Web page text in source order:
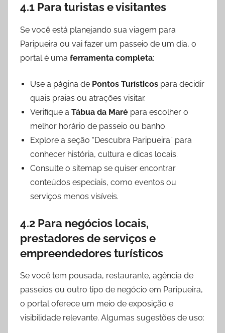
4.1 Para turistas e visitantes
Se você está planejando sua viagem para
Paripueira ou vai fazer um passeio de um dia, o
portal é uma ferramenta completa:
Use a página de Pontos Turísticos para decidir
quais praias ou atrações visitar.
Verifique a Tábua da Maré para escolher o
melhor horário de passeio ou banho.
Explore a seção “Descubra Paripueira” para
conhecer história, cultura e dicas locais.
Consulte o sitemap se quiser encontrar
conteúdos especiais, como eventos ou
serviços menos visíveis.
4.2 Para negócios locais,
prestadores de serviços e
empreendedores turísticos
Se você tem pousada, restaurante, agência de
passeios ou outro tipo de negócio em Paripueira,
o portal oferece um meio de exposição e
visibilidade relevante. Algumas sugestões de uso: